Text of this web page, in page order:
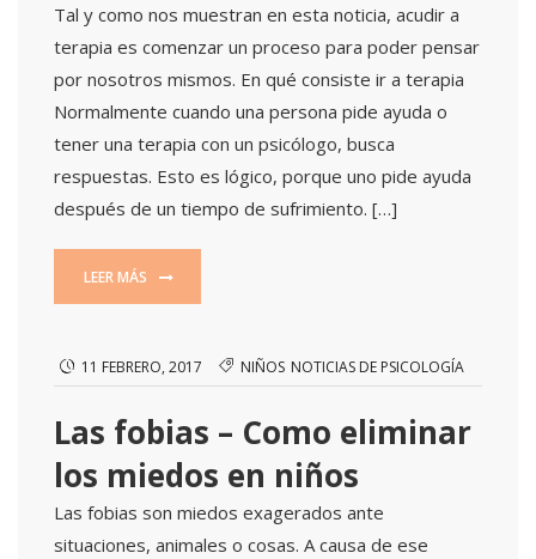
Tal y como nos muestran en esta noticia, acudir a
terapia es comenzar un proceso para poder pensar
por nosotros mismos. En qué consiste ir a terapia
Normalmente cuando una persona pide ayuda o
tener una terapia con un psicólogo, busca
respuestas. Esto es lógico, porque uno pide ayuda
después de un tiempo de sufrimiento. […]
LEER MÁS
11 FEBRERO, 2017 NIÑOS NOTICIAS DE PSICOLOGÍA
Las fobias – Como eliminar
los miedos en niños
Las fobias son miedos exagerados ante
situaciones, animales o cosas. A causa de ese